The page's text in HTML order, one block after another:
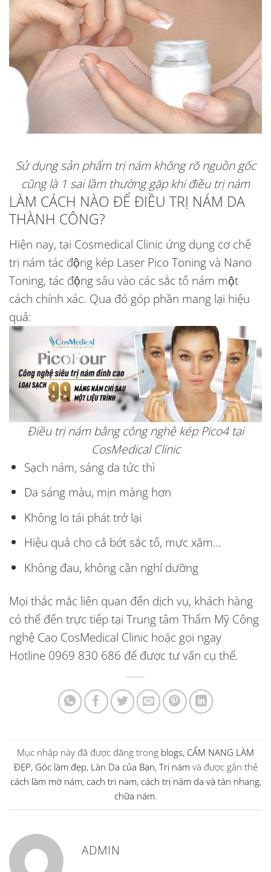
Sử dụng sản phẩm trị nám không rõ nguồn gốc
cũng là 1 sai lầm thường gặp khi điều trị nám
LÀM CÁCH NÀO ĐỂ ĐIỀU TRỊ NÁM DA
THÀNH CÔNG?
Hiện nay, tại Cosmedical Clinic ứng dụng cơ chế
trị nám tác động kép Laser Pico Toning và Nano
Toning, tác động sâu vào các sắc tố nám một
cách chính xác. Qua đó góp phần mang lại hiệu
quả:
Điều trị nám bằng công nghệ kép Pico4 tại
CosMedical Clinic
Sạch nám, sáng da tức thì
Da sáng màu, mịn màng hơn
Không lo tái phát trở lại
Hiệu quả cho cả bớt sắc tố, mực xăm…
Không đau, không cần nghỉ dưỡng
Mọi thắc mắc liên quan đến dịch vụ, khách hàng
có thể đến trực tiếp tại Trung tâm Thẩm Mỹ Công
nghệ Cao CosMedical Clinic hoặc gọi ngay
Hotline 0969 830 686 để được tư vấn cụ thể.
Mục nhập này đã được đăng trong blogs, CẨM NANG LÀM
ĐẸP, Góc làm đẹp, Làn Da của Bạn,Trị nám và được gắn thẻ
cách làm mờ nám,cach tri nam,cách trị nám da và tàn nhang,
chữa nám.
ADMIN